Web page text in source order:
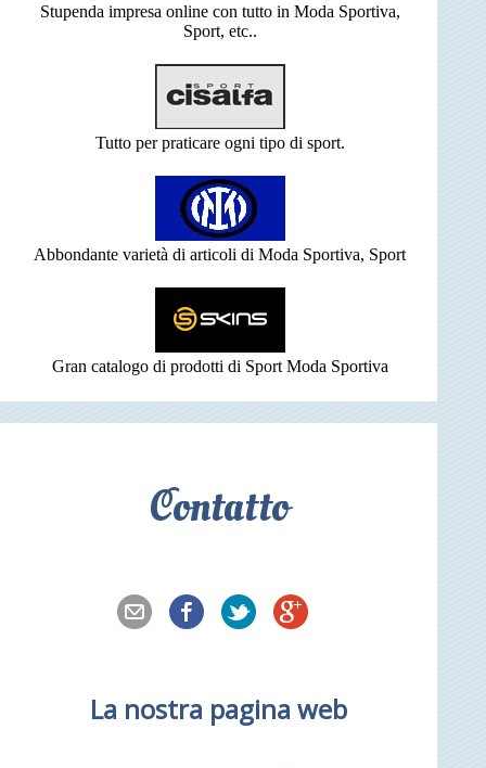
Stupenda impresa online con tutto in Moda Sportiva,
Sport, etc..
Tutto per praticare ogni tipo di sport.
Abbondante varietà di articoli di Moda Sportiva, Sport
Gran catalogo di prodotti di Sport Moda Sportiva
Contatto
La nostra pagina web